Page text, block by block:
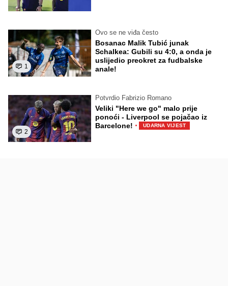
1
Ovo se ne viđa često
Bosanac Malik Tubić junak
Schalkea: Gubili su 4:0, a onda je
uslijedio preokret za fudbalske
anale!
2
Potvrdio Fabrizio Romano
Veliki "Here we go" malo prije
ponoći - Liverpool se pojačao iz
Barcelone! · UDARNA VIJEST